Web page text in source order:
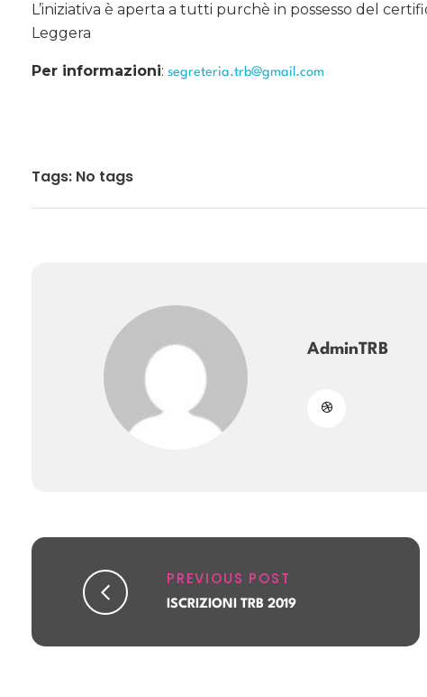
L’iniziativa è aperta a tutti purchè in possesso del
Leggera
Per informazioni: segreteria.trb@gmail.com
Tags: No tags
PREVIOUS POST
ISCRIZIONI TRB 2019
AdminTRB